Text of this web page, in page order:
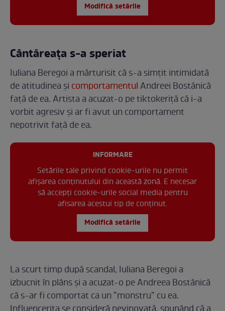
Modifică setările
Cântăreața s-a speriat
Iuliana Beregoi a mărturisit că s-a simțit intimidată
de atitudinea și comportamentul Andreei Bostănică
față de ea. Artista a acuzat-o pe tiktokeriță că i-a
vorbit agresiv și ar fi avut un comportament
nepotrivit față de ea.
INFORMARE
Setările tale privind cookie-urile nu permit
afișarea conținutului din această zonă. E necesar
să accepți cookie-urile social media pentru
afisarea acestui tip de conținut.
Modifică setările
La scurt timp după scandal, Iuliana Beregoi a
izbucnit în plâns și a acuzat-o pe Andreea Bostănică
că s-ar fi comportat ca un ”monstru” cu ea.